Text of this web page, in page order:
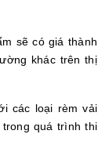
sẽ có giá thành
khác trên thị
các loại rèm vải
quá trình thi